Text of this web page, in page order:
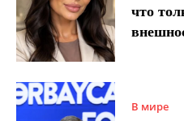
что
В мире